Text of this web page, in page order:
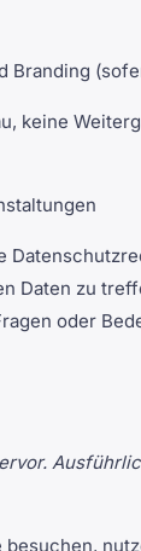
keine
Daten zu
oder
besuchen,